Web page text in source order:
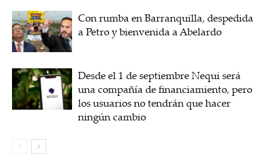
Con rumba en Barranquilla, despedida
a Petro y bienvenida a Abelardo
Desde el 1 de septiembre Nequi será
una compañía de financiamiento, pero
los usuarios no tendrán que hacer
ningún cambio